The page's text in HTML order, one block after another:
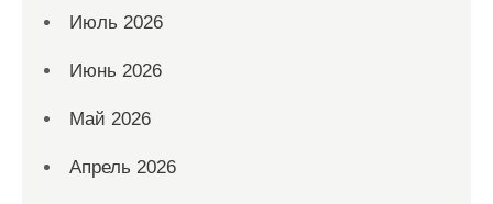
Июль 2026
Июнь 2026
Май 2026
Апрель 2026